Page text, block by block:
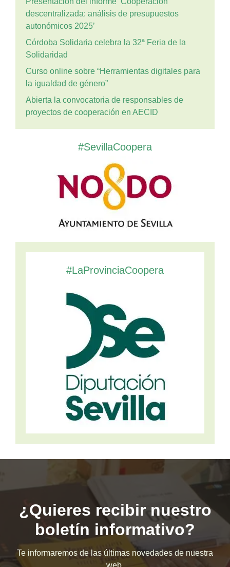
descentralizada: análisis de presupuestos
autonómicos 2025’
Córdoba Solidaria celebra la 32ª Feria de la
Solidaridad
Curso online sobre “Herramientas digitales para
la igualdad de género”
Abierta la convocatoria de responsables de
proyectos de cooperación en AECID
#SevillaCoopera
#LaProvinciaCoopera
¿Quieres recibir nuestro
boletín informativo?
Te informaremos de las últimas novedades de nuestra
web.